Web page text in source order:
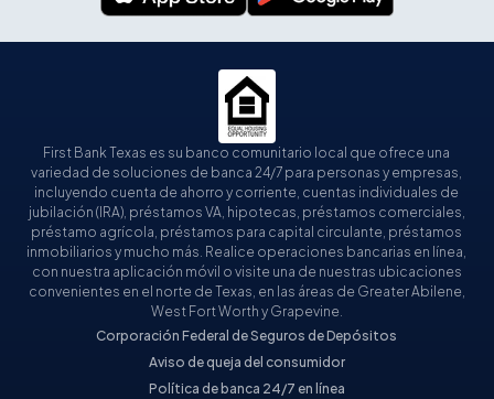
First Bank Texas es su banco comunitario local que ofrece una
variedad de soluciones de banca 24/7 para personas y empresas,
incluyendo cuenta de ahorro y corriente, cuentas individuales de
jubilación (IRA), préstamos VA, hipotecas, préstamos comerciales,
préstamo agrícola, préstamos para capital circulante, préstamos
inmobiliarios y mucho más. Realice operaciones bancarias en línea,
con nuestra aplicación móvil o visite una de nuestras ubicaciones
convenientes en el norte de Texas, en las áreas de Greater Abilene,
West Fort Worth y Grapevine.
Corporación Federal de Seguros de Depósitos
Aviso de queja del consumidor
Política de banca 24/7 en línea